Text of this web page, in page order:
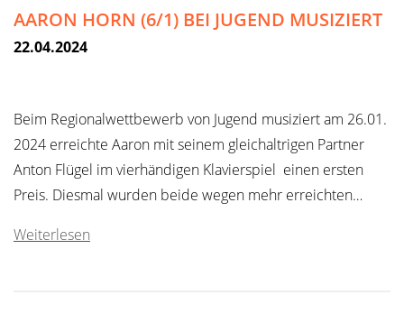
AARON HORN (6/1) BEI JUGEND MUSIZIERT
22.04.2024
Beim Regionalwettbewerb von Jugend musiziert am 26.01.
2024 erreichte Aaron mit seinem gleichaltrigen Partner
Anton Flügel im vierhändigen Klavierspiel einen ersten
Preis. Diesmal wurden beide wegen mehr erreichten…
Weiterlesen